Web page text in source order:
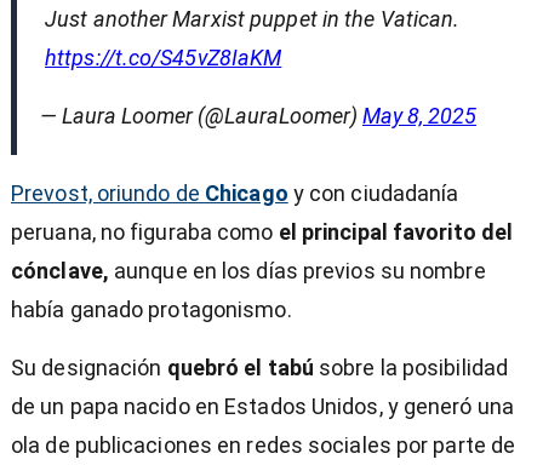
Just another Marxist puppet in the Vatican.
https://t.co/S45vZ8IaKM
— Laura Loomer (@LauraLoomer) May 8, 2025
Prevost, oriundo de Chicago y con ciudadanía
peruana, no figuraba como el principal favorito del
cónclave, aunque en los días previos su nombre
había ganado protagonismo.
Su designación quebró el tabú sobre la posibilidad
de un papa nacido en Estados Unidos, y generó una
ola de publicaciones en redes sociales por parte de